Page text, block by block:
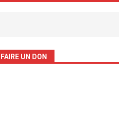
FAIRE UN DON